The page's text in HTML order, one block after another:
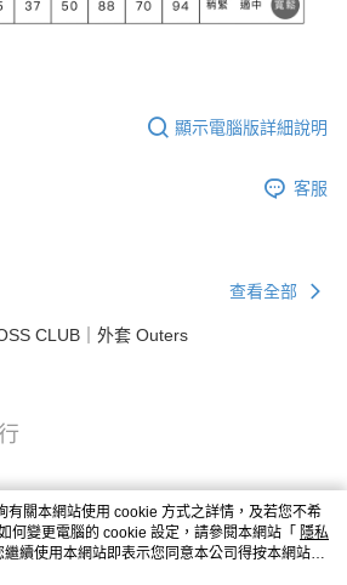
顯示電腦版詳細說明
客服
查看全部
CLUB｜外套 Outers
有關本網站使用 cookie 方式之詳情，及若您不希
何變更電腦的 cookie 設定，請參閱本網站「 隱私
繼續使用本網站即表示您同意本公司得按本網站使
。